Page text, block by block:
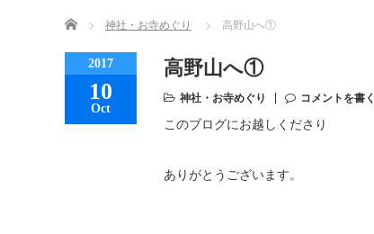
Home 神社・お寺めぐり 高野山へ①
2017
10
Oct
高野山へ①
神社・お寺めぐり コメントを書く
このブログにお越しくださり
ありがとうございます。